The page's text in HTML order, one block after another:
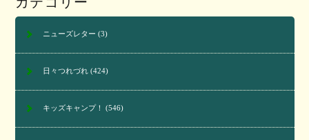
ニューズレター (3)
日々つれづれ(424)
キッズキャンプ！ (546)